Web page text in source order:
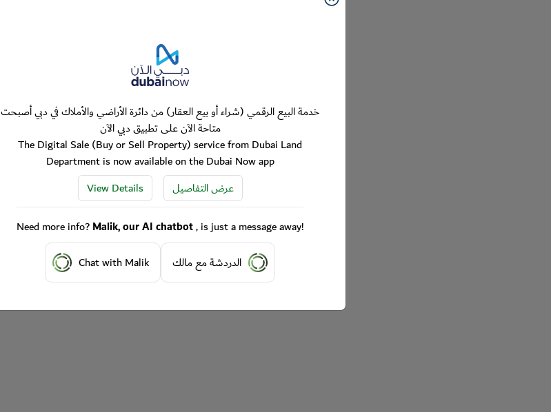
خدمة البيع الرقمي (شراء أو بيع العقار) من دائرة الأراضي والأملاك في دبي أصبحت
متاحة الآن على تطبيق دبي الآن
The Digital Sale (Buy or Sell Property) service from Dubai Land
Department is now available on the Dubai Now app
View Details
عرض التفاصيل
Need more info?Malik, our AI chatbot, is just a message away!
Chat with Malik
الدردشة مع مالك